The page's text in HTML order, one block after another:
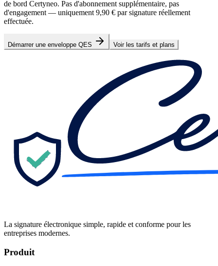
de bord Certyneo. Pas d'abonnement supplémentaire, pas
d'engagement — uniquement 9,90 € par signature réellement
effectuée.
Démarrer une enveloppe QES Voir les tarifs et plans
La signature électronique simple, rapide et conforme pour les
entreprises modernes.
Produit